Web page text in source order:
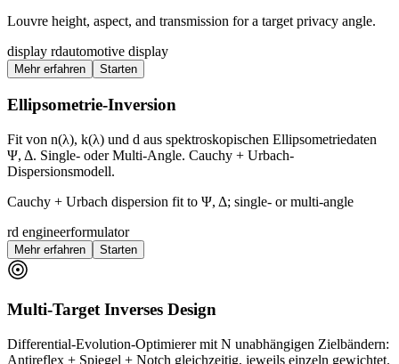
Louvre height, aspect, and transmission for a target privacy angle.
display rdautomotive display
Mehr erfahren Starten
Ellipsometrie-Inversion
Fit von n(λ), k(λ) und d aus spektroskopischen Ellipsometriedaten
Ψ, Δ. Single- oder Multi-Angle. Cauchy + Urbach-
Dispersionsmodell.
Cauchy + Urbach dispersion fit to Ψ, Δ; single- or multi-angle
rd engineerformulator
Mehr erfahren Starten
Multi-Target Inverses Design
Differential-Evolution-Optimierer mit N unabhängigen Zielbändern:
Antireflex + Spiegel + Notch gleichzeitig, jeweils einzeln gewichtet.